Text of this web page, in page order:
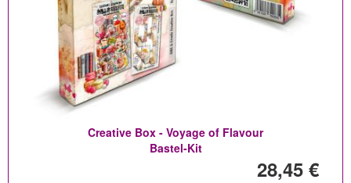
Creative Box - Voyage of Flavour
Bastel-Kit
28,45 €